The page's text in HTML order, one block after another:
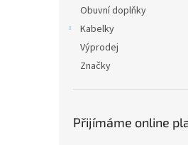
Obuvní doplňky
Kabelky
Výprodej
Značky
Přijímáme online